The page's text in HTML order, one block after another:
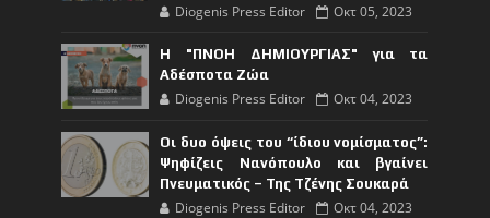
Diogenis Press Editor Οκτ 05, 2023
Η "ΠΝΟΗ ΔΗΜΙΟΥΡΓΙΑΣ" για τα
Αδέσποτα Ζώα
Diogenis Press Editor Οκτ 04, 2023
Οι δυο όψεις του “ίδιου νομίσματος”:
Ψηφίζεις Νανόπουλο και βγαίνει
Πνευματικός – Της Τζένης Σουκαρά
Diogenis Press Editor Οκτ 04, 2023